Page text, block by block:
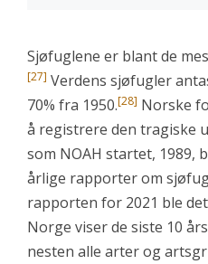
Sjøfuglene er blant de
[27] Verdens sjøfugler
70% fra 1950.[28] Norske
å registrere den tragiske
som NOAH startet, 1989,
årlige rapporter om
rapporten for 2021 ble
Norge viser de siste 10
nesten alle arter og